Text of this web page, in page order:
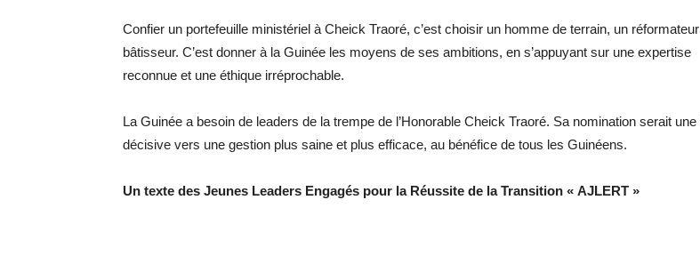
Confier un portefeuille ministériel à Cheick Traoré, c’est choisir un homme de terrain, un
bâtisseur. C’est donner à la Guinée les moyens de ses ambitions, en s’appuyant sur une expertise
reconnue et une éthique irréprochable.
La Guinée a besoin de leaders de la trempe de l’Honorable Cheick Traoré. Sa nomination serait une
décisive vers une gestion plus saine et plus efficace, au bénéfice de tous les Guinéens.
Un texte des Jeunes Leaders Engagés pour la Réussite de la Transition « AJLERT »